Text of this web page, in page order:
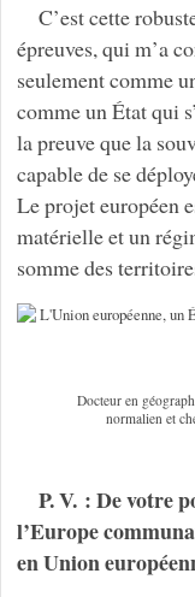
C’est cette
épreuves, qui m’a
seulement comme
comme un État qui
la preuve que la
capable de se
Le projet européen
matérielle et un
somme des
Docteur en
normalien et
P. V. : De votre
l’Europe
en Union